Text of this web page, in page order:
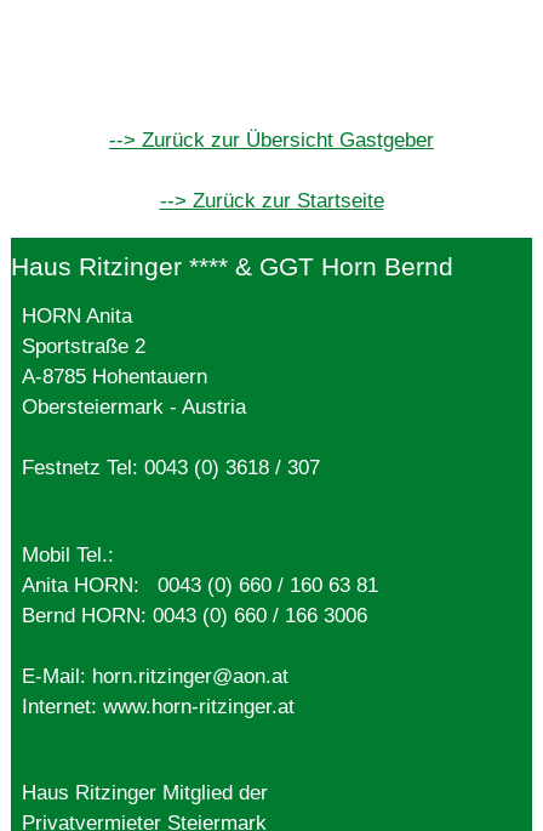
--> Zurück zur Übersicht Gastgeber
--> Zurück zur Startseite
Haus Ritzinger **** & GGT Horn Bernd
HORN Anita
Sportstraße 2
A-8785 Hohentauern
Obersteiermark - Austria
Festnetz Tel: 0043 (0) 3618 / 307
Mobil Tel.:
Anita HORN: 0043 (0) 660 / 160 63 81
Bernd HORN: 0043 (0) 660 / 166 3006
E-Mail: horn.ritzinger@aon.at
Internet: www.horn-ritzinger.at
Haus Ritzinger Mitglied der
Privatvermieter Steiermark